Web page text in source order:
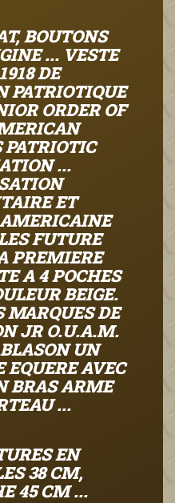
BOUTONS
... VESTE
DE
PATRIOTIQUE
ORDER OF
...
ET
FUTURE
PREMIERE
A 4 POCHES
BEIGE.
MARQUES DE
JR O.U.A.M.
UN
EQUERE AVEC
BRAS ARME
...
EN
38 CM,
45 CM ...